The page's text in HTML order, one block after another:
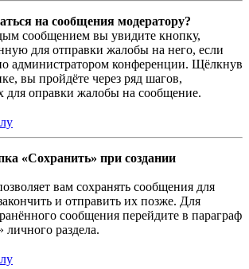
на сообщения модератору?
сообщением вы увидите кнопку,
для отправки жалобы на него, если
администратором конференции. Щёлкнув
вы пройдёте через ряд шагов,
для оправки жалобы на сообщение.
«Сохранить» при создании
вам сохранять сообщения для
и отправить их позже. Для
сообщения перейдите в параграф
личного раздела.